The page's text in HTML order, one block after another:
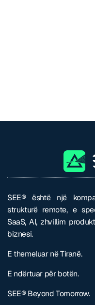
SEE® është një
strukturë remote, e
SaaS, AI, zhvillim
biznesi.
E themeluar në Tiranë.
E ndërtuar për botën.
SEE® Beyond Tomorrow.